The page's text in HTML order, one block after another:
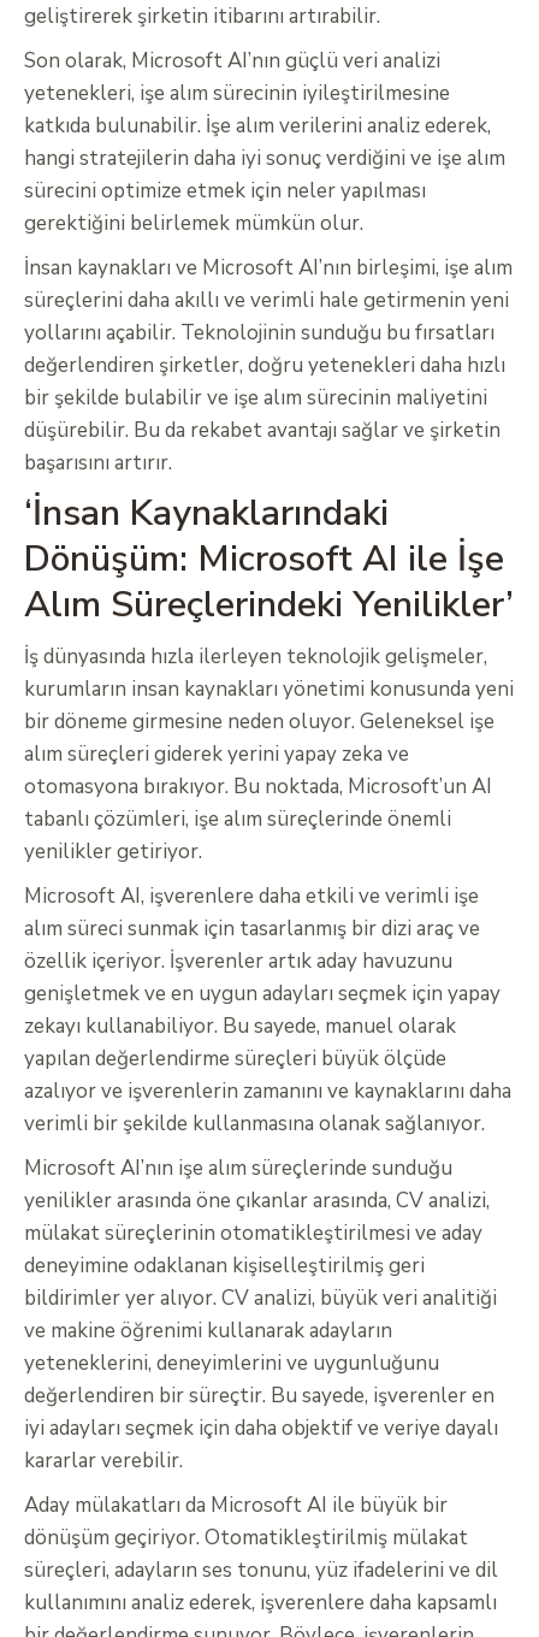
geliştirerek şirketin itibarını artırabilir.
Son olarak, Microsoft AI’nın güçlü veri analizi
yetenekleri, işe alım sürecinin iyileştirilmesine
katkıda bulunabilir. İşe alım verilerini analiz ederek,
hangi stratejilerin daha iyi sonuç verdiğini ve işe alım
sürecini optimize etmek için neler yapılması
gerektiğini belirlemek mümkün olur.
İnsan kaynakları ve Microsoft AI’nın birleşimi, işe alım
süreçlerini daha akıllı ve verimli hale getirmenin yeni
yollarını açabilir. Teknolojinin sunduğu bu fırsatları
değerlendiren şirketler, doğru yetenekleri daha hızlı
bir şekilde bulabilir ve işe alım sürecinin maliyetini
düşürebilir. Bu da rekabet avantajı sağlar ve şirketin
başarısını artırır.
‘İnsan Kaynaklarındaki
Dönüşüm: Microsoft AI ile İşe
Alım Süreçlerindeki Yenilikler’
İş dünyasında hızla ilerleyen teknolojik gelişmeler,
kurumların insan kaynakları yönetimi konusunda yeni
bir döneme girmesine neden oluyor. Geleneksel işe
alım süreçleri giderek yerini yapay zeka ve
otomasyona bırakıyor. Bu noktada, Microsoft’un AI
tabanlı çözümleri, işe alım süreçlerinde önemli
yenilikler getiriyor.
Microsoft AI, işverenlere daha etkili ve verimli işe
alım süreci sunmak için tasarlanmış bir dizi araç ve
özellik içeriyor. İşverenler artık aday havuzunu
genişletmek ve en uygun adayları seçmek için yapay
zekayı kullanabiliyor. Bu sayede, manuel olarak
yapılan değerlendirme süreçleri büyük ölçüde
azalıyor ve işverenlerin zamanını ve kaynaklarını daha
verimli bir şekilde kullanmasına olanak sağlanıyor.
Microsoft AI’nın işe alım süreçlerinde sunduğu
yenilikler arasında öne çıkanlar arasında, CV analizi,
mülakat süreçlerinin otomatikleştirilmesi ve aday
deneyimine odaklanan kişiselleştirilmiş geri
bildirimler yer alıyor. CV analizi, büyük veri analitiği
ve makine öğrenimi kullanarak adayların
yeteneklerini, deneyimlerini ve uygunluğunu
değerlendiren bir süreçtir. Bu sayede, işverenler en
iyi adayları seçmek için daha objektif ve veriye dayalı
kararlar verebilir.
Aday mülakatları da Microsoft AI ile büyük bir
dönüşüm geçiriyor. Otomatikleştirilmiş mülakat
süreçleri, adayların ses tonunu, yüz ifadelerini ve dil
kullanımını analiz ederek, işverenlere daha kapsamlı